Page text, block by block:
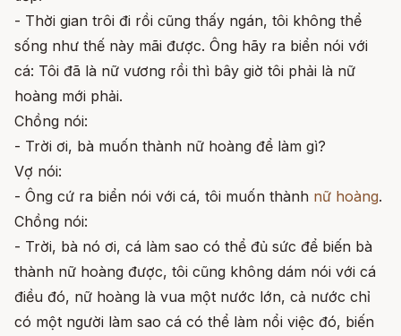
- Thời gian trôi đi rồi cũng thấy ngán, tôi không thể
sống như thế này mãi được. Ông hãy ra biển nói với
cá: Tôi đã là nữ vương rồi thì bây giờ tôi phải là nữ
hoàng mới phải.
Chồng nói:
- Trời ơi, bà muốn thành nữ hoàng để làm gì?
Vợ nói:
- Ông cứ ra biển nói với cá, tôi muốn thành nữ hoàng.
Chồng nói:
- Trời, bà nó ơi, cá làm sao có thể đủ sức để biến bà
thành nữ hoàng được, tôi cũng không dám nói với cá
điều đó, nữ hoàng là vua một nước lớn, cả nước chỉ
có một người làm sao cá có thể làm nổi việc đó, biến